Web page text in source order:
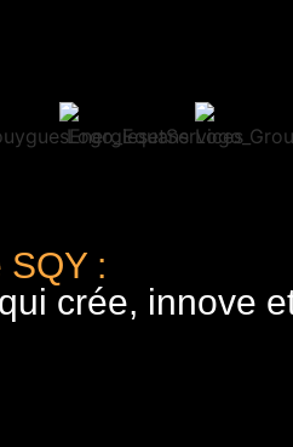
:
crée, innove